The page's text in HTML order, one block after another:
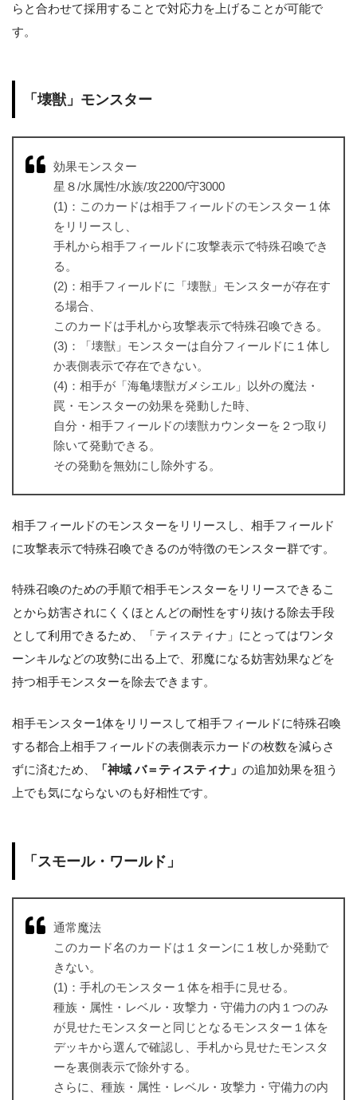
らと合わせて採用することで対応力を上げることが可能で
す。
「壊獣」モンスター
効果モンスター
星８/水属性/水族/攻2200/守3000
(1)：このカードは相手フィールドのモンスター１体
をリリースし、
手札から相手フィールドに攻撃表示で特殊召喚でき
る。
(2)：相手フィールドに「壊獣」モンスターが存在す
る場合、
このカードは手札から攻撃表示で特殊召喚できる。
(3)：「壊獣」モンスターは自分フィールドに１体し
か表側表示で存在できない。
(4)：相手が「海亀壊獣ガメシエル」以外の魔法・
罠・モンスターの効果を発動した時、
自分・相手フィールドの壊獣カウンターを２つ取り
除いて発動できる。
その発動を無効にし除外する。
相手フィールドのモンスターをリリースし、相手フィールド
に攻撃表示で特殊召喚できるのが特徴のモンスター群です。
特殊召喚のための手順で相手モンスターをリリースできるこ
とから妨害されにくくほとんどの耐性をすり抜ける除去手段
として利用できるため、「ティスティナ」にとってはワンタ
ーンキルなどの攻勢に出る上で、邪魔になる妨害効果などを
持つ相手モンスターを除去できます。
相手モンスター1体をリリースして相手フィールドに特殊召喚
する都合上相手フィールドの表側表示カードの枚数を減らさ
ずに済むため、
「神域 バ＝ティスティナ」 の追加効果を狙う
上でも気にならないのも好相性です。
「スモール・ワールド」
通常魔法
このカード名のカードは１ターンに１枚しか発動で
きない。
(1)：手札のモンスター１体を相手に見せる。
種族・属性・レベル・攻撃力・守備力の内１つのみ
が見せたモンスターと同じとなるモンスター１体を
デッキから選んで確認し、手札から見せたモンスタ
ーを裏側表示で除外する。
さらに、種族・属性・レベル・攻撃力・守備力の内